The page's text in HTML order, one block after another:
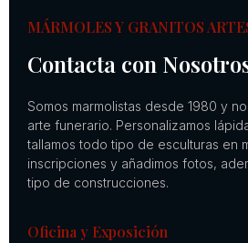
MÁRMOLES Y GRANITOS
Contacta con
Somos marmolistas desde 1980 y
arte funerario. Personalizamos
tallamos todo tipo de esculturas en
inscripciones y añadimos fotos,
tipo de construcciones.
Oficina y Exposición